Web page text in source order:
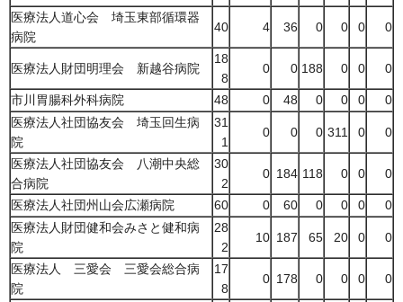
医療法人道心会 埼玉東部循環器
病院
40 4 36 0 0 0 0
医療法人財団明理会 新越谷病院
18
8
0 0 188 0 0 0
市川胃腸科外科病院 48 0 48 0 0 0
0
医療法人社団協友会 埼玉回生病
院
31
1
0 0 0 311 0 0
医療法人社団協友会 八潮中央総
合病院
30
2
0 184 118 0 0 0
医療法人社団州山会広瀬病院 60 0 60 0 0 0
0
医療法人財団健和会みさと健和病
院
28
2
10 187 65 20 0 0
医療法人 三愛会 三愛会総合病
院
17
8
0 178 0 0 0 0